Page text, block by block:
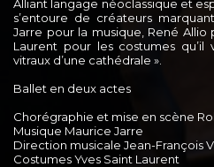
Alliant langage néoclassique et
s’entoure de créateurs
Jarre pour la musique, René Allio
Laurent pour les costumes
vitraux d’une cathédrale ».
Ballet en deux actes
Chorégraphie et mise en scène
Musique Maurice Jarre
Direction musicale Jean-François
Costumes Yves Saint Laurent